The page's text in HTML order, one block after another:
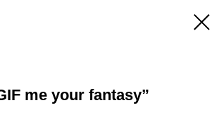
me your fantasy”